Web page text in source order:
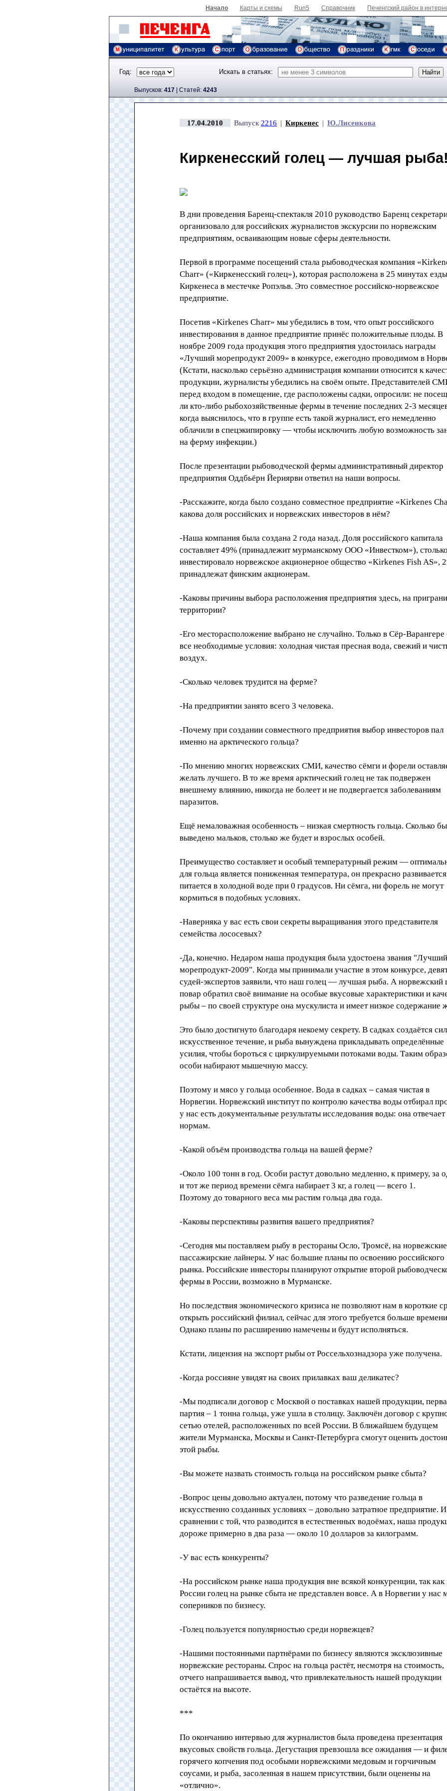
Начало Карты и схемы Run5 Справочник Печенгский район в
Год: Искать в статьях:
Выпусков: 417 | Cтатей: 4243
17.04.2010 Выпуск 2216 | Киркенес | Ю.Лисенкова
Киркенесский голец — лучшая рыба!
В дни проведения Баренц-спектакля 2010 руководство Баренц
организовало для российских журналистов экскурсии по норвежским
предприятиям, осваивающим новые сферы деятельности.
Первой в программе посещений стала рыбоводческая компания
Charr» («Киркенесский голец»), которая расположена в 25 минутах
Киркенеса в местечке Ропэльв. Это совместное российско-норвежское
предприятие.
Посетив «Kirkenes Charr» мы убедились в том, что опыт российского
инвестирования в данное предприятие принёс положительные плоды. В
ноябре 2009 года продукция этого предприятия удостоилась награды
«Лучший морепродукт 2009» в конкурсе, ежегодно проводимом в
(Кстати, насколько серьёзно администрация компании относится к
продукции, журналисты убедились на своём опыте. Представителей
перед входом в помещение, где расположены садки, опросили: не
ли кто-либо рыбохозяйственные фермы в течение последних 2-3
когда выяснилось, что в группе есть такой журналист, его немедленно
облачили в спецэкипировку — чтобы исключить любую возможность
на ферму инфекции.)
После презентации рыбоводческой фермы административный директор
предприятия Оддбьёрн Йериярви ответил на наши вопросы.
-Расскажите, когда было создано совместное предприятие «Kirkenes
какова доля российских и норвежских инвесторов в нём?
-Наша компания была создана 2 года назад. Доля российского капитала
составляет 49% (принадлежит мурманскому ООО «Инвестком»),
инвестировало норвежское акционерное общество «Kirkenes Fish AS»,
принадлежат финским акционерам.
-Каковы причины выбора расположения предприятия здесь, на
территории?
-Его месторасположение выбрано не случайно. Только в Сёр-Варангере
все необходимые условия: холодная чистая пресная вода, свежий и
воздух.
-Сколько человек трудится на ферме?
-На предприятии занято всего 3 человека.
-Почему при создании совместного предприятия выбор инвесторов пал
именно на арктического гольца?
-По мнению многих норвежских СМИ, качество сёмги и форели
желать лучшего. В то же время арктический голец не так подвержен
внешнему влиянию, никогда не болеет и не подвергается заболеваниям
паразитов.
Ещё немаловажная особенность – низкая смертность гольца. Сколько
выведено мальков, столько же будет и взрослых особей.
Преимущество составляет и особый температурный режим —
для гольца является пониженная температура, он прекрасно
питается в холодной воде при 0 градусов. Ни сёмга, ни форель не могут
кормиться в подобных условиях.
-Наверняка у вас есть свои секреты выращивания этого представителя
семейства лососевых?
-Да, конечно. Недаром наша продукция была удостоена звания "Лучший
морепродукт-2009". Когда мы принимали участие в этом конкурсе,
судей-экспертов заявили, что наш голец — лучшая рыба. А
повар обратил своё внимание на особые вкусовые характеристики и
рыбы – по своей структуре она мускулиста и имеет низкое содержание
Это было достигнуто благодаря некоему секрету. В садках создаётся
искусственное течение, и рыба вынуждена прикладывать определённые
усилия, чтобы бороться с циркулируемыми потоками воды. Таким
особи набирают мышечную массу.
Поэтому и мясо у гольца особенное. Вода в садках – самая чистая в
Норвегии. Норвежский институт по контролю качества воды отбирал
у нас есть документальные результаты исследования воды: она
нормам.
-Какой объём производства гольца на вашей ферме?
-Около 100 тонн в год. Особи растут довольно медленно, к примеру, за
и тот же период времени сёмга набирает 3 кг, а голец — всего 1.
Поэтому до товарного веса мы растим гольца два года.
-Каковы перспективы развития вашего предприятия?
-Сегодня мы поставляем рыбу в рестораны Осло, Тромсё, на норвежские
пассажирские лайнеры. У нас большие планы по освоению российского
рынка. Российские инвесторы планируют открытие второй
фермы в России, возможно в Мурманске.
Но последствия экономического кризиса не позволяют нам в короткие
открыть российский филиал, сейчас для этого требуется больше
Однако планы по расширению намечены и будут исполняться.
Кстати, лицензия на экспорт рыбы от Россельхознадзора уже получена.
-Когда россияне увидят на своих прилавках ваш деликатес?
-Мы подписали договор с Москвой о поставках нашей продукции,
партия – 1 тонна гольца, уже ушла в столицу. Заключён договор с
сетью отелей, расположенных по всей России. В ближайшем будущем
жители Мурманска, Москвы и Санкт-Петербурга смогут оценить
этой рыбы.
-Вы можете назвать стоимость гольца на российском рынке сбыта?
-Вопрос цены довольно актуален, потому что разведение гольца в
искусственно созданных условиях – довольно затратное предприятие.
сравнении с той, что разводится в естественных водоёмах, наша
дороже примерно в два раза — около 10 долларов за килограмм.
-У вас есть конкуренты?
-На российском рынке наша продукция вне всякой конкуренции, так как
России голец на рынке сбыта не представлен вовсе. А в Норвегии у нас
соперников по бизнесу.
-Голец пользуется популярностью среди норвежцев?
-Нашими постоянными партнёрами по бизнесу являются эксклюзивные
норвежские рестораны. Спрос на гольца растёт, несмотря на стоимость,
отчего напрашивается вывод, что привлекательность нашей продукции
остаётся на высоте.
***
По окончанию интервью для журналистов была проведена презентация
вкусовых свойств гольца. Дегустация превзошла все ожидания — и
горячего копчения под особыми норвежскими медовым и горчичным
соусами, и рыба, засоленная в нашем присутствии, были оценены на
«отлично».